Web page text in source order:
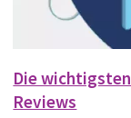
Die
Reviews